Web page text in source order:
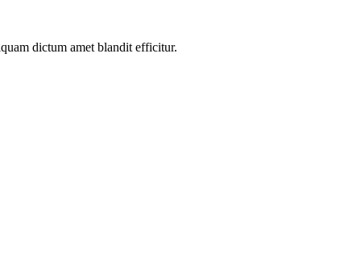
dictum amet blandit efficitur.